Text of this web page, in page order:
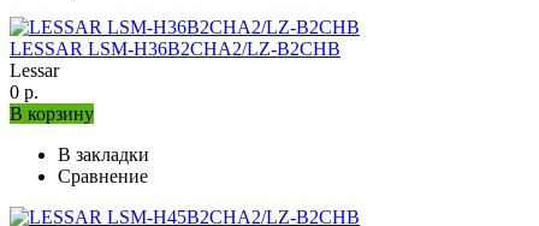
LESSAR LSM-H36B2CHA2/LZ-B2CHB
Lessar
0 р.
В корзину
В закладки
Сравнение